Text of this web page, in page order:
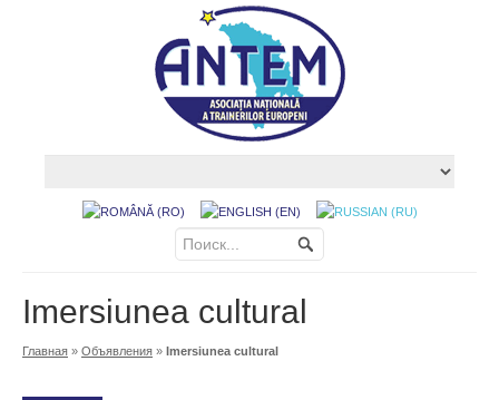
Imersiunea cultural
Главная » Oбъявления » Imersiunea cultural